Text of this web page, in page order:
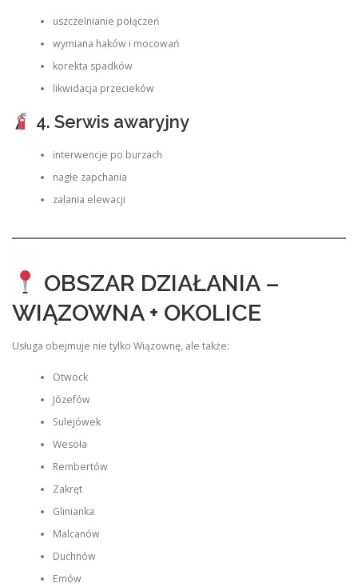
uszczelnianie połączeń
wymiana haków i mocowań
korekta spadków
likwidacja przecieków
4. Serwis awaryjny
interwencje po burzach
nagłe zapchania
zalania elewacji
OBSZAR DZIAŁANIA –
WIĄZOWNA + OKOLICE
Usługa obejmuje nie tylko Wiązownę, ale także:
Otwock
Józefów
Sulejówek
Wesoła
Rembertów
Zakręt
Glinianka
Malcanów
Duchnów
Emów